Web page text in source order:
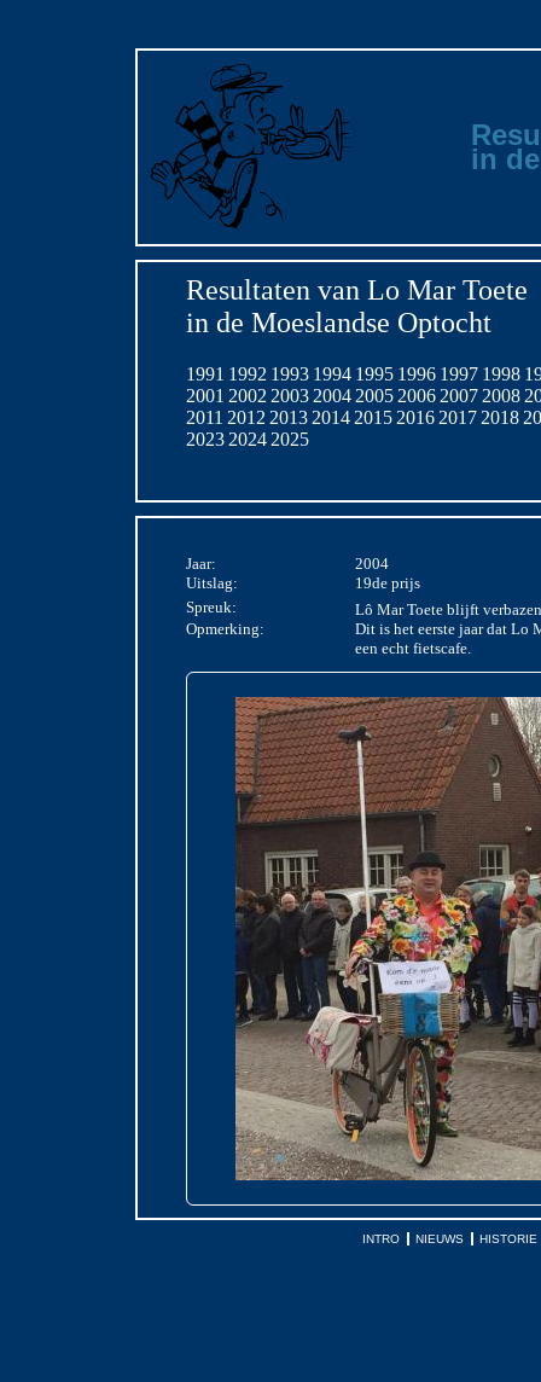
in
Resultaten van Lo Mar Toete
in de Moeslandse Optocht
1991 1992 1993 1994 1995 1996 1997 1998
2001 2002 2003 2004 2005 2006 2007 2008
2011 2012 2013 2014 2015 2016 2017 2018
2023 2024 2025
Jaar:
2004
Uitslag:
19de prijs
Spreuk:
Lô Mar Toete blijft
Opmerking:
Dit is het eerste jaar dat Lo
een echt fietscafe.
INTRO NIEUWS HISTORIE